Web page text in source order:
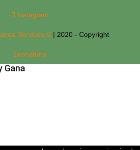
Instagram
Services © | 2020 - Copyright
Econaturis
Gana